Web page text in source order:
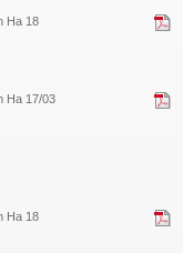
Ha 18
Ha 17/03
Ha 18